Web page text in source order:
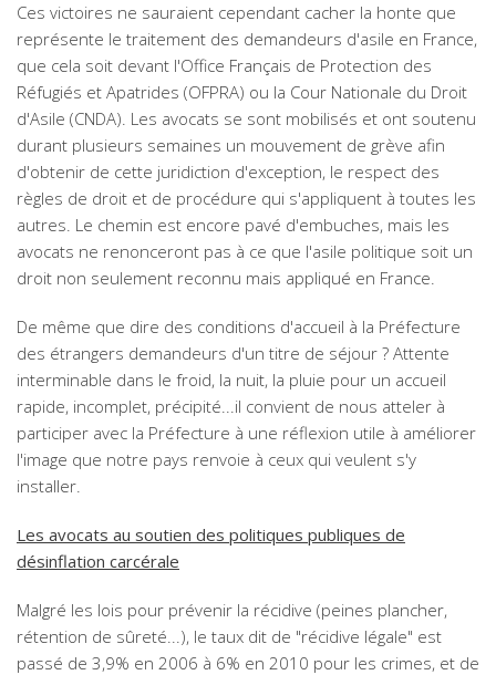
Ces victoires ne sauraient cependant cacher la honte que
représente le traitement des demandeurs d'asile en France,
que cela soit devant l'Office Français de Protection des
Réfugiés et Apatrides (OFPRA) ou la Cour Nationale du Droit
d'Asile (CNDA). Les avocats se sont mobilisés et ont soutenu
durant plusieurs semaines un mouvement de grève afin
d'obtenir de cette juridiction d'exception, le respect des
règles de droit et de procédure qui s'appliquent à toutes les
autres. Le chemin est encore pavé d'embuches, mais les
avocats ne renonceront pas à ce que l'asile politique soit un
droit non seulement reconnu mais appliqué en France.
De même que dire des conditions d'accueil à la Préfecture
des étrangers demandeurs d'un titre de séjour ? Attente
interminable dans le froid, la nuit, la pluie pour un accueil
rapide, incomplet, précipité...il convient de nous atteler à
participer avec la Préfecture à une réflexion utile à améliorer
l'image que notre pays renvoie à ceux qui veulent s'y
installer.
Les avocats au soutien des politiques publiques de
désinflation carcérale
Malgré les lois pour prévenir la récidive (peines plancher,
rétention de sûreté...), le taux dit de "récidive légale" est
passé de 3,9% en 2006 à 6% en 2010 pour les crimes, et de